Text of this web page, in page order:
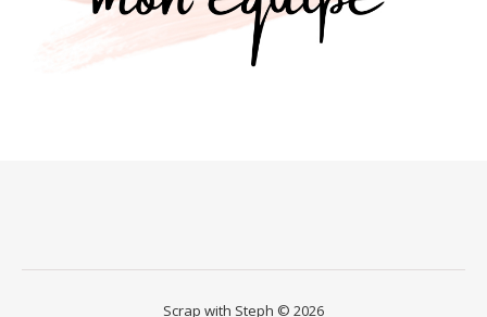
Scrap with Steph © 2026